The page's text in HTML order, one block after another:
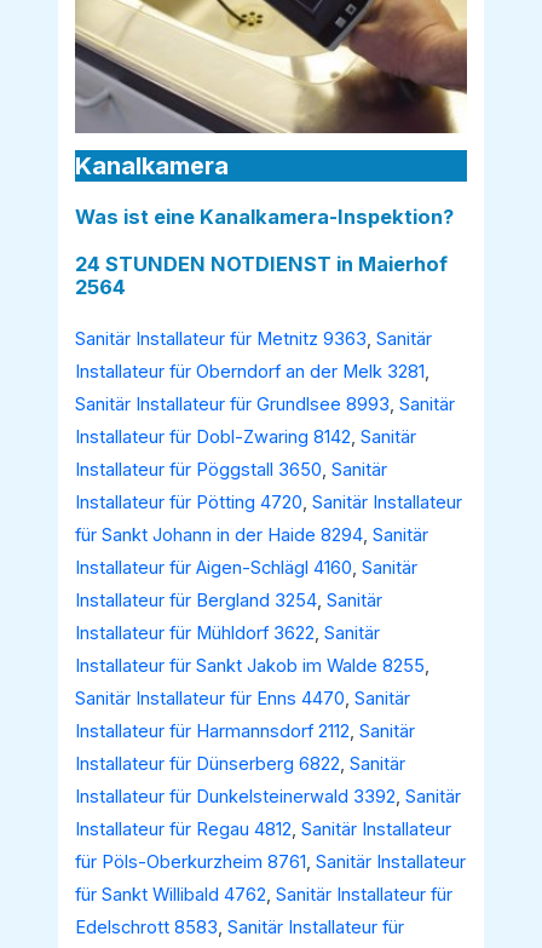
Kanalkamera
Was ist eine Kanalkamera-Inspektion?
24 STUNDEN NOTDIENST in Maierhof
2564
Sanitär Installateur für Metnitz 9363,Sanitär
Installateur für Oberndorf an der Melk 3281,
Sanitär Installateur für Grundlsee 8993,Sanitär
Installateur für Dobl-Zwaring 8142,Sanitär
Installateur für Pöggstall 3650,Sanitär
Installateur für Pötting 4720,Sanitär Installateur
für Sankt Johann in der Haide 8294,Sanitär
Installateur für Aigen-Schlägl 4160,Sanitär
Installateur für Bergland 3254,Sanitär
Installateur für Mühldorf 3622,Sanitär
Installateur für Sankt Jakob im Walde 8255,
Sanitär Installateur für Enns 4470,Sanitär
Installateur für Harmannsdorf 2112,Sanitär
Installateur für Dünserberg 6822,Sanitär
Installateur für Dunkelsteinerwald 3392,Sanitär
Installateur für Regau 4812,Sanitär Installateur
für Pöls-Oberkurzheim 8761,Sanitär Installateur
für Sankt Willibald 4762,Sanitär Installateur für
Edelschrott 8583,Sanitär Installateur für